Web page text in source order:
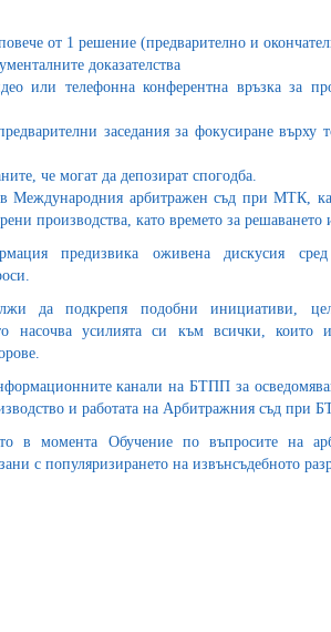
от 1 решение (предварително и
доказателства
или телефонна конферентна връзка за
заседания за фокусиране върху
че могат да депозират спогодба.
в Международния арбитражен съд при МТК,
производства, като времето за
предизвика оживена дискусия
да подкрепя подобни инициативи,
насочва усилията си към всички, които
канали на БТПП за
и работата на Арбитражния съд при
в момента Обучение по въпросите на
с популяризирането на извънсъдебното